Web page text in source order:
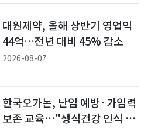
대원제약, 올해 상반기 영업익
44억…전년 대비 45% 감소
2026-08-07
한국오가논, 난임 예방·가임력
보존 교육…"생식건강 인식 개